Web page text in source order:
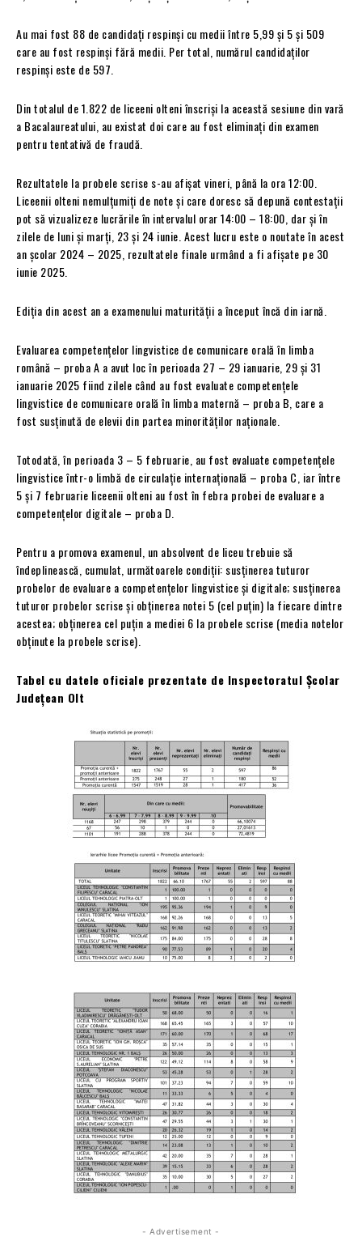
Au mai fost 88 de candidați respinși cu medii între 5,99 și 5 și 509
care au fost respinși fără medii. Per total, numărul candidaților
respinși este de 597.
Din totalul de 1.822 de liceeni olteni înscriși la această sesiune din vară
a Bacalaureatului, au existat doi care au fost eliminați din examen
pentru tentativă de fraudă.
Rezultatele la probele scrise s-au afișat vineri, până la ora 12:00.
Liceenii olteni nemulțumiți de note și care doresc să depună contestații
pot să vizualizeze lucrările în intervalul orar 14:00 – 18:00, dar și în
zilele de luni și marți, 23 și 24 iunie. Acest lucru este o noutate în acest
an școlar 2024 – 2025, rezultatele finale urmând a fi afișate pe 30
iunie 2025.
Ediția din acest an a examenului maturității a început încă din iarnă.
Evaluarea competențelor lingvistice de comunicare orală în limba
română – proba A a avut loc în perioada 27 – 29 ianuarie, 29 și 31
ianuarie 2025 fiind zilele când au fost evaluate competențele
lingvistice de comunicare orală în limba maternă – proba B, care a
fost susținută de elevii din partea minorităților naționale.
Totodată, în perioada 3 – 5 februarie, au fost evaluate competențele
lingvistice într-o limbă de circulație internațională – proba C, iar între
5 și 7 februarie liceenii olteni au fost în febra probei de evaluare a
competențelor digitale – proba D.
Pentru a promova examenul, un absolvent de liceu trebuie să
îndeplinească, cumulat, următoarele condiții: susținerea tuturor
probelor de evaluare a competențelor lingvistice și digitale; susținerea
tuturor probelor scrise și obținerea notei 5 (cel puțin) la fiecare dintre
acestea; obținerea cel puțin a mediei 6 la probele scrise (media notelor
obținute la probele scrise).
Tabel cu datele oficiale prezentate de Inspectoratul Școlar
Județean Olt
- Advertisement -